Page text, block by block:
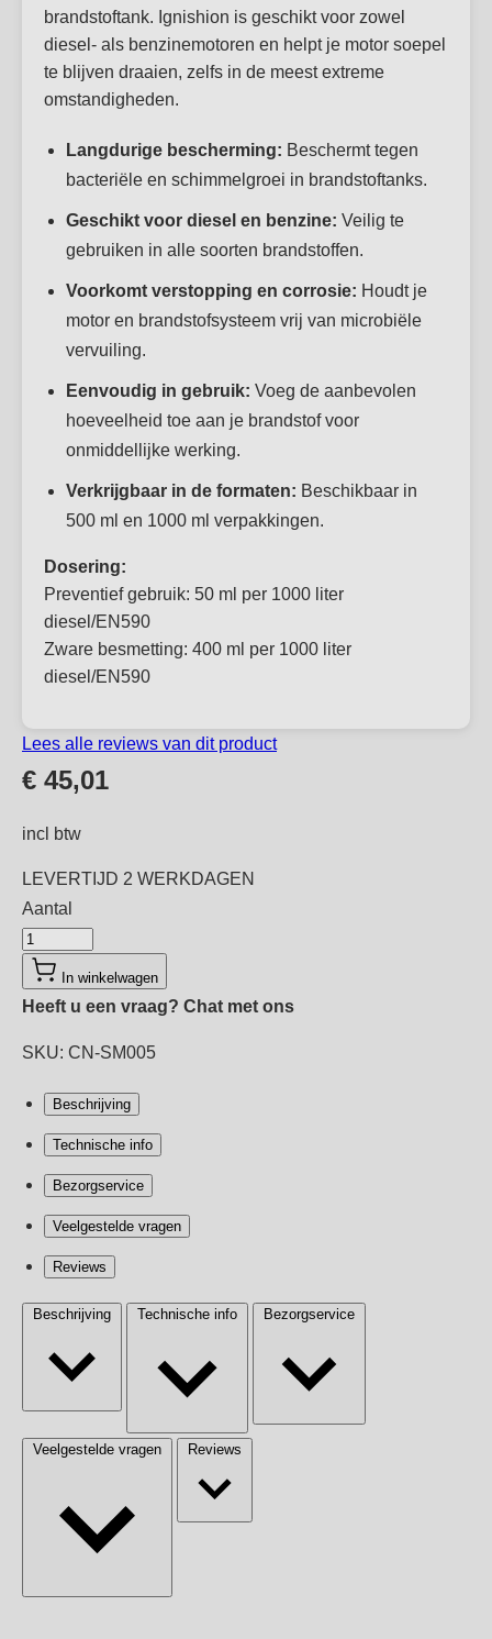
brandstoftank. Ignishion is geschikt voor zowel
diesel- als benzinemotoren en helpt je motor soepel
te blijven draaien, zelfs in de meest extreme
omstandigheden.
Langdurige bescherming: Beschermt tegen
bacteriële en schimmelgroei in brandstoftanks.
Geschikt voor diesel en benzine: Veilig te
gebruiken in alle soorten brandstoffen.
Voorkomt verstopping en corrosie: Houdt je
motor en brandstofsysteem vrij van microbiële
vervuiling.
Eenvoudig in gebruik: Voeg de aanbevolen
hoeveelheid toe aan je brandstof voor
onmiddellijke werking.
Verkrijgbaar in de formaten: Beschikbaar in
500 ml en 1000 ml verpakkingen.
Dosering:
Preventief gebruik: 50 ml per 1000 liter
diesel/EN590
Zware besmetting: 400 ml per 1000 liter
diesel/EN590
Lees alle reviews van dit product
€ 45,01
incl btw
LEVERTIJD 2 WERKDAGEN
Aantal
Aantal
In winkelwagen
Heeft u een vraag? Chat met ons
SKU: CN-SM005
Beschrijving
Technische info
Bezorgservice
Veelgestelde vragen
Reviews
Beschrijving Technische info Bezorgservice
Veelgestelde vragen Reviews